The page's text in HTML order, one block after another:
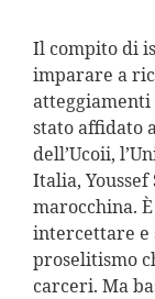
Il compito di
imparare a
atteggiamenti
stato affidato
dell’Ucoii,
Italia,
marocchina.
intercettare e
proselitismo
carceri. Ma